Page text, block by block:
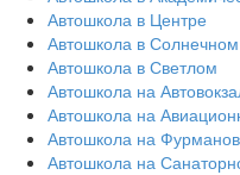
Автошкола в Центре
Автошкола в Солнечном
Автошкола в Светлом
Автошкола на
Автошкола на
Автошкола на
Автошкола на